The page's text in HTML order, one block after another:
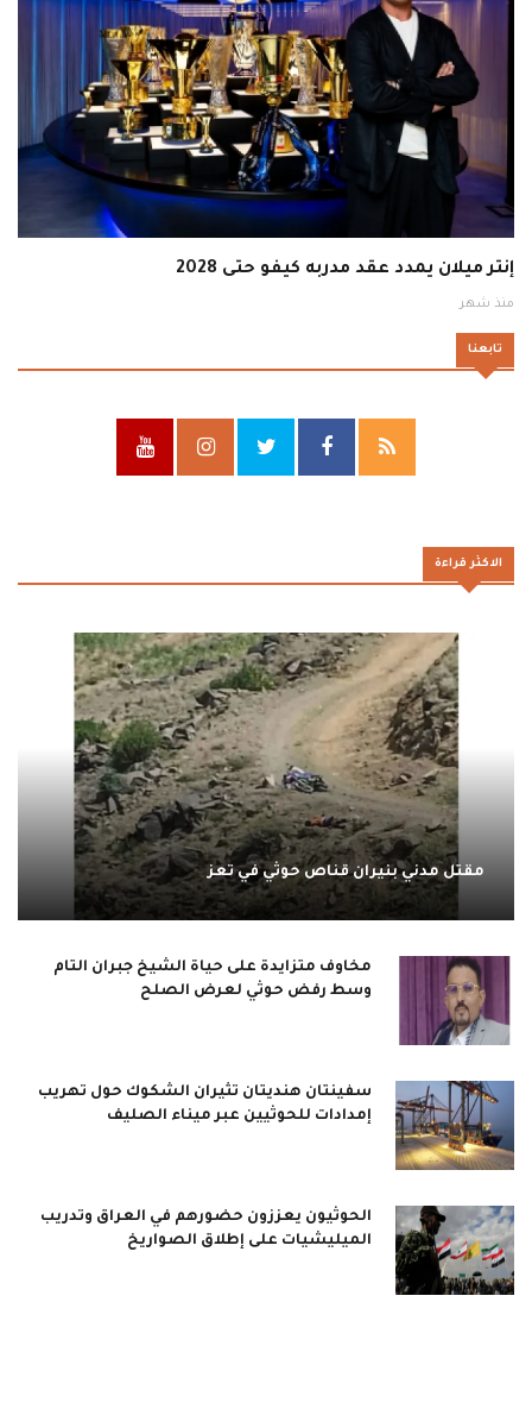
إنتر ميلان يمدد عقد مدربه كيفو حتى 2028
منذ شهر
تابعنا
الاكثر قراءة
مقتل مدني بنيران قناص حوثي في تعز
مخاوف متزايدة على حياة الشيخ جبران التام
وسط رفض حوثي لعرض الصلح
سفينتان هنديتان تثيران الشكوك حول تهريب
إمدادات للحوثيين عبر ميناء الصليف
الحوثيون يعززون حضورهم في العراق وتدريب
الميليشيات على إطلاق الصواريخ